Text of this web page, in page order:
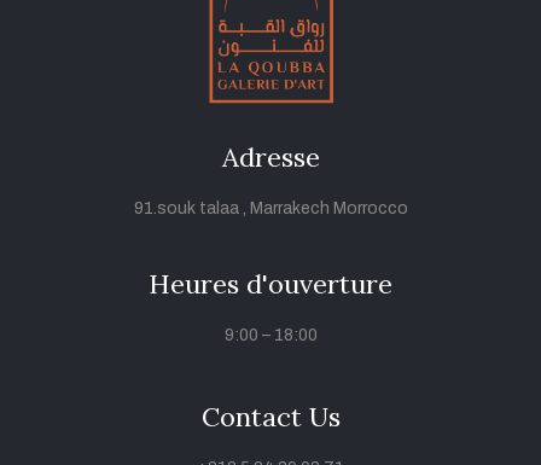
Adresse
91.souk talaa , Marrakech Morrocco
Heures d'ouverture
9:00 – 18:00
Contact Us